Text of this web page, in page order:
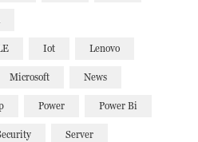
Iot Lenovo
Microsoft News
Power Power Bi
Server